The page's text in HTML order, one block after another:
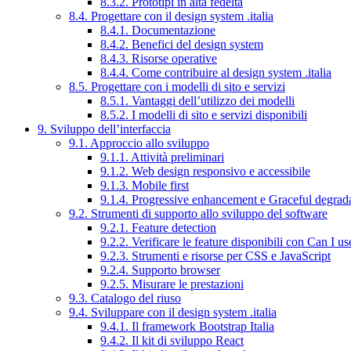
8.4. Progettare con il design system .italia
8.4.1. Documentazione
8.4.2. Benefici del design system
8.4.3. Risorse operative
8.4.4. Come contribuire al design system .italia
8.5. Progettare con i modelli di sito e servizi
8.5.1. Vantaggi dell’utilizzo dei modelli
8.5.2. I modelli di sito e servizi disponibili
9. Sviluppo dell’interfaccia
9.1. Approccio allo sviluppo
9.1.1. Attività preliminari
9.1.2. Web design responsivo e accessibile
9.1.3. Mobile first
9.1.4. Progressive enhancement e Graceful
9.2. Strumenti di supporto allo sviluppo del software
9.2.1. Feature detection
9.2.2. Verificare le feature disponibili con Can I
9.2.3. Strumenti e risorse per CSS e JavaScript
9.2.4. Supporto browser
9.2.5. Misurare le prestazioni
9.3. Catalogo del riuso
9.4. Sviluppare con il design system .italia
9.4.1. Il framework Bootstrap Italia
9.4.2. Il kit di sviluppo React